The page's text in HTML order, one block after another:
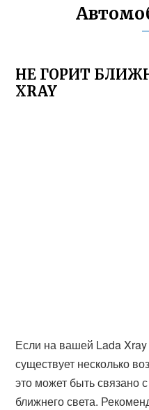
НЕ ГОРИТ
XRAY
Если на вашей Lada Xray
существует несколько
это может быть связано
ближнего света.